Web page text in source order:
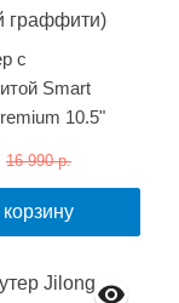
с
Smart
10.5"
16 990 р.